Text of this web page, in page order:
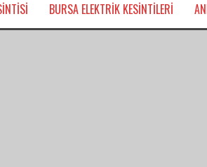
BURSA ELEKTRIK KESINTILERI